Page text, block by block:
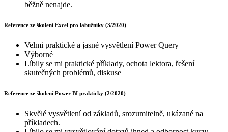
běžně nenajde.
Reference ze školení Excel pro labužníky (3/2020)
Velmi praktické a jasné vysvětlení Power Query
Výborné
Líbily se mi praktické příklady, ochota lektora, řešení
skutečných problémů, diskuse
Reference ze školení Power BI prakticky (2/2020)
Skvělé vysvětlení od základů, srozumitelně, ukázané na
příkladech.